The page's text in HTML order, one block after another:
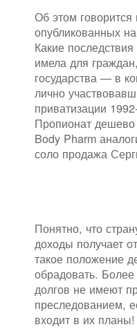
Об этом говорится
опубликованных
Какие
имела для
государства — в
лично
приватизации
Пропионат
Body Pharm
соло продажа
Понятно, что
доходы получает
такое положение
обрадовать.
долгов не имеют
преследованием,
входит в их планы!